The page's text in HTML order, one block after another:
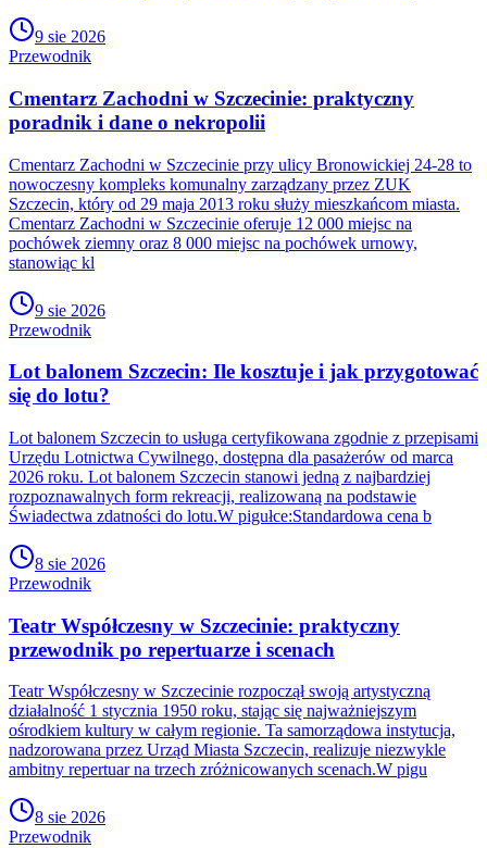
9 sie 2026
Przewodnik
Cmentarz Zachodni w Szczecinie: praktyczny
poradnik i dane o nekropolii
Cmentarz Zachodni w Szczecinie przy ulicy Bronowickiej 24-28 to
nowoczesny kompleks komunalny zarządzany przez ZUK
Szczecin, który od 29 maja 2013 roku służy mieszkańcom miasta.
Cmentarz Zachodni w Szczecinie oferuje 12 000 miejsc na
pochówek ziemny oraz 8 000 miejsc na pochówek urnowy,
stanowiąc kl
9 sie 2026
Przewodnik
Lot balonem Szczecin: Ile kosztuje i jak przygotować
się do lotu?
Lot balonem Szczecin to usługa certyfikowana zgodnie z przepisami
Urzędu Lotnictwa Cywilnego, dostępna dla pasażerów od marca
2026 roku. Lot balonem Szczecin stanowi jedną z najbardziej
rozpoznawalnych form rekreacji, realizowaną na podstawie
Świadectwa zdatności do lotu.W pigułce:Standardowa cena b
8 sie 2026
Przewodnik
Teatr Współczesny w Szczecinie: praktyczny
przewodnik po repertuarze i scenach
Teatr Współczesny w Szczecinie rozpoczął swoją artystyczną
działalność 1 stycznia 1950 roku, stając się najważniejszym
ośrodkiem kultury w całym regionie. Ta samorządowa instytucja,
nadzorowana przez Urząd Miasta Szczecin, realizuje niezwykle
ambitny repertuar na trzech zróżnicowanych scenach.W pigu
8 sie 2026
Przewodnik